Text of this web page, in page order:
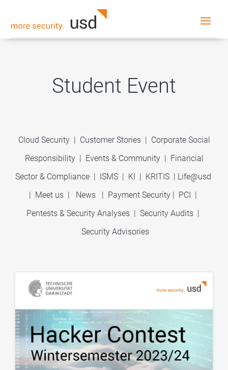
Student Event
Cloud Security | Customer Stories| Corporate Social
Responsibility| Events & Community | Financial
Sector & Compliance| ISMS| KI | KRITIS| Life@usd
| Meet us | News | Payment Security | PCI |
Pentests & Security Analyses | Security Audits |
Security Advisories